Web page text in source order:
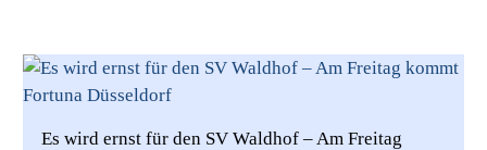
Es wird ernst für den SV Waldhof – Am Freitag